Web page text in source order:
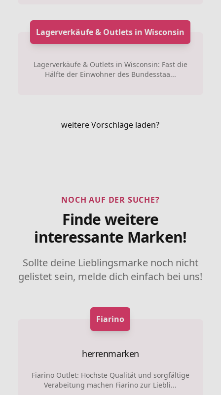
Lagerverkäufe & Outlets in Wisconsin
Lagerverkäufe & Outlets in Wisconsin: Fast die
Hälfte der Einwohner des Bundesstaa...
weitere Vorschläge laden?
NOCH AUF DER SUCHE?
Finde weitere
interessante Marken!
Sollte deine Lieblingsmarke noch nicht
gelistet sein, melde dich einfach bei uns!
Fiarino
herrenmarken
Fiarino Outlet: Hochste Qualität und sorgfältige
Verabeitung machen Fiarino zur Liebli...